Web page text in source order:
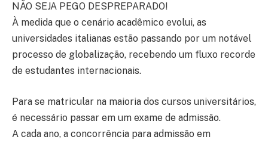
NÃO SEJA PEGO DESPREPARADO!
À medida que o cenário acadêmico evolui, as
universidades italianas estão passando por um notável
processo de globalização, recebendo um fluxo recorde
de estudantes internacionais.
Para se matricular na maioria dos cursos universitários,
é necessário passar em um exame de admissão.
A cada ano, a concorrência para admissão em